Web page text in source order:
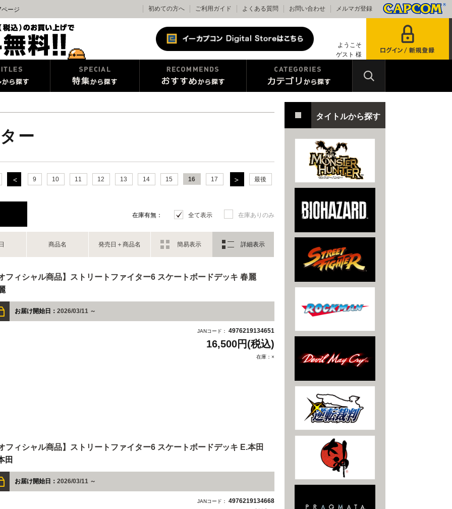
ージ 初めての方へ ご利用ガイド よくある質問 お問い合わせ メルマガ登録
ようこそ
ゲスト 様
ー
9 10 11 12 13 14 15 16 17 最後
在庫有無： 全て表示 在庫ありのみ
商品名 発売日＋商品名 簡易表示 詳細表示
フィシャル商品】ストリートファイター6 スケートボードデッキ 春麗
お届け開始日： 2026/03/11 ～
JANコード： 4976219134651
16,500円(税込)
在庫：×
フィシャル商品】ストリートファイター6 スケートボードデッキ E.本田
田
お届け開始日： 2026/03/11 ～
JANコード： 4976219134668
タイトルから探す